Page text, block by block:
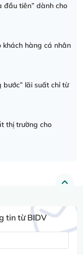
đầu tiên” dành cho
hàng cá nhân
bước” lãi suất chỉ từ
thị trường cho
tin từ BIDV